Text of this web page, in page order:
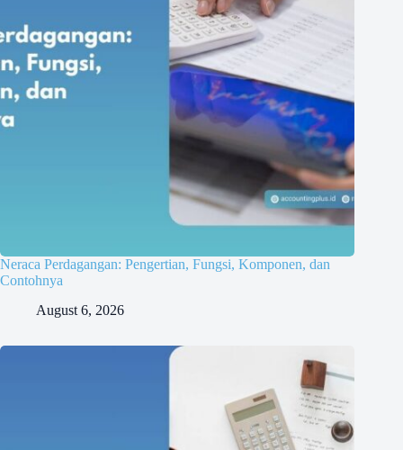
Neraca Perdagangan: Pengertian, Fungsi, Komponen, dan
Contohnya
August 6, 2026